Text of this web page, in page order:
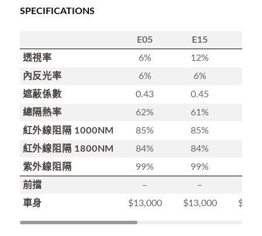
SPECIFICATIONS
E05 E15
透視率
6% 12%
內反光率
6% 6%
遮蔽係數
0.43 0.45
總隔熱率
62% 61%
紅外線阻隔 1000NM
85% 85%
紅外線阻隔 1800NM
84% 84%
紫外線阻隔
99% 99%
前擋
– –
車身
$13,000 $13,000